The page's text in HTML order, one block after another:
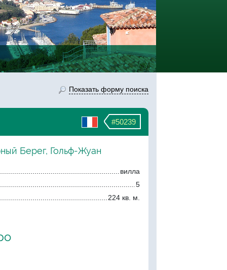
Показать форму поиска
#50239
Берег, Гольф-Жуан
вилла
5
224 кв. м.